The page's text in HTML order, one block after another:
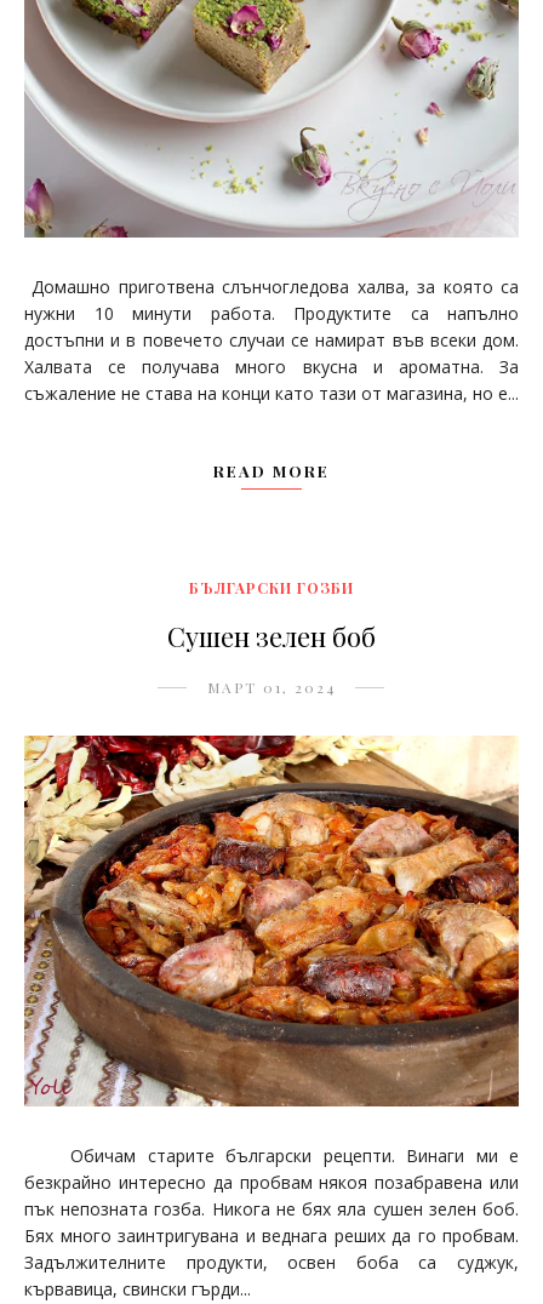
Домашно приготвена слънчогледова халва, за която са
нужни 10 минути работа. Продуктите са напълно
достъпни и в повечето случаи се намират във всеки дом.
Халвата се получава много вкусна и ароматна. За
съжаление не става на конци като тази от магазина, но е...
READ MORE
БЪЛГАРСКИ ГОЗБИ
Сушен зелен боб
МАРТ 01, 2024
Обичам старите български рецепти. Винаги ми е
безкрайно интересно да пробвам някоя позабравена или
пък непозната гозба. Никога не бях яла сушен зелен боб.
Бях много заинтригувана и веднага реших да го пробвам.
Задължителните продукти, освен боба са суджук,
кървавица, свински гърди...